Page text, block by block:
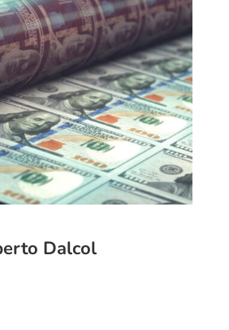
Dalcol